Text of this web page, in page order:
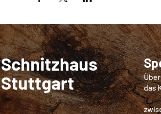
Schnitzhaus
Stuttgart
das